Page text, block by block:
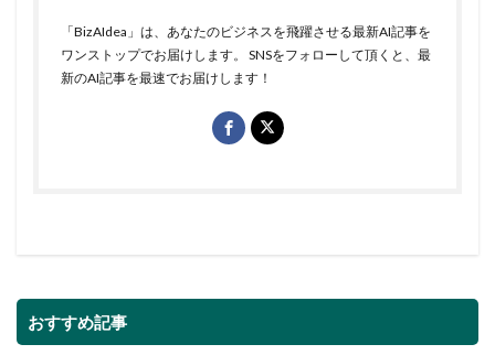
「BizAIdea」は、あなたのビジネスを飛躍させる最新AI記事を
ワンストップでお届けします。 SNSをフォローして頂くと、最
新のAI記事を最速でお届けします！
おすすめ記事